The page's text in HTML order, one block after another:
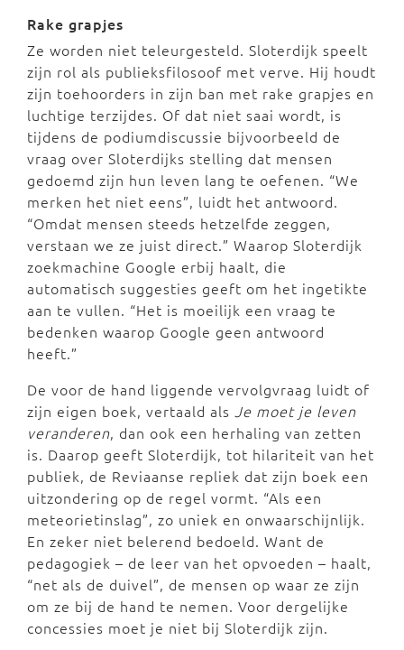
Rake grapjes
Ze worden niet teleurgesteld. Sloterdijk speelt
zijn rol als publieksfilosoof met verve. Hij houdt
zijn toehoorders in zijn ban met rake grapjes en
luchtige terzijdes. Of dat niet saai wordt, is
tijdens de podiumdiscussie bijvoorbeeld de
vraag over Sloterdijks stelling dat mensen
gedoemd zijn hun leven lang te oefenen. “We
merken het niet eens”, luidt het antwoord.
“Omdat mensen steeds hetzelfde zeggen,
verstaan we ze juist direct.” Waarop Sloterdijk
zoekmachine Google erbij haalt, die
automatisch suggesties geeft om het ingetikte
aan te vullen. “Het is moeilijk een vraag te
bedenken waarop Google geen antwoord
heeft.”
De voor de hand liggende vervolgvraag luidt of
zijn eigen boek, vertaald als Je moet je leven
veranderen, dan ook een herhaling van zetten
is. Daarop geeft Sloterdijk, tot hilariteit van het
publiek, de Reviaanse repliek dat zijn boek een
uitzondering op de regel vormt. “Als een
meteorietinslag”, zo uniek en onwaarschijnlijk.
En zeker niet belerend bedoeld. Want de
pedagogiek – de leer van het opvoeden – haalt,
“net als de duivel”, de mensen op waar ze zijn
om ze bij de hand te nemen. Voor dergelijke
concessies moet je niet bij Sloterdijk zijn.